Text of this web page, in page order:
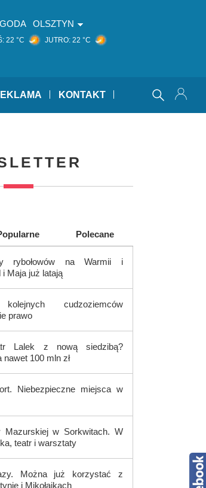
OLSZTYN
22 °C JUTRO: 22 °C
KONTAKT
Polecane
rybołowów na Warmii i
Maja już latają
kolejnych cudzoziemców
prawo
Lalek z nową siedzibą?
100 mln zł
Niebezpieczne miejsca w
Mazurskiej w Sorkwitach. W
teatr i warsztaty
Można już korzystać z
i Mikołajkach